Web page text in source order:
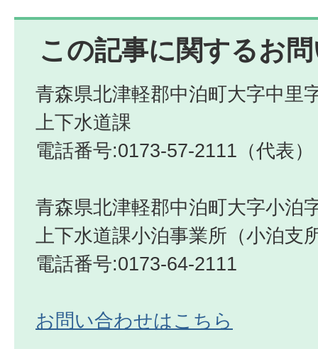
この記事に関するお
青森県北津軽郡中泊町大字中里
上下水道課
電話番号:0173-57-2111（代表）
青森県北津軽郡中泊町大字小泊
上下水道課小泊事業所（小泊支
電話番号:0173-64-2111
お問い合わせはこちら